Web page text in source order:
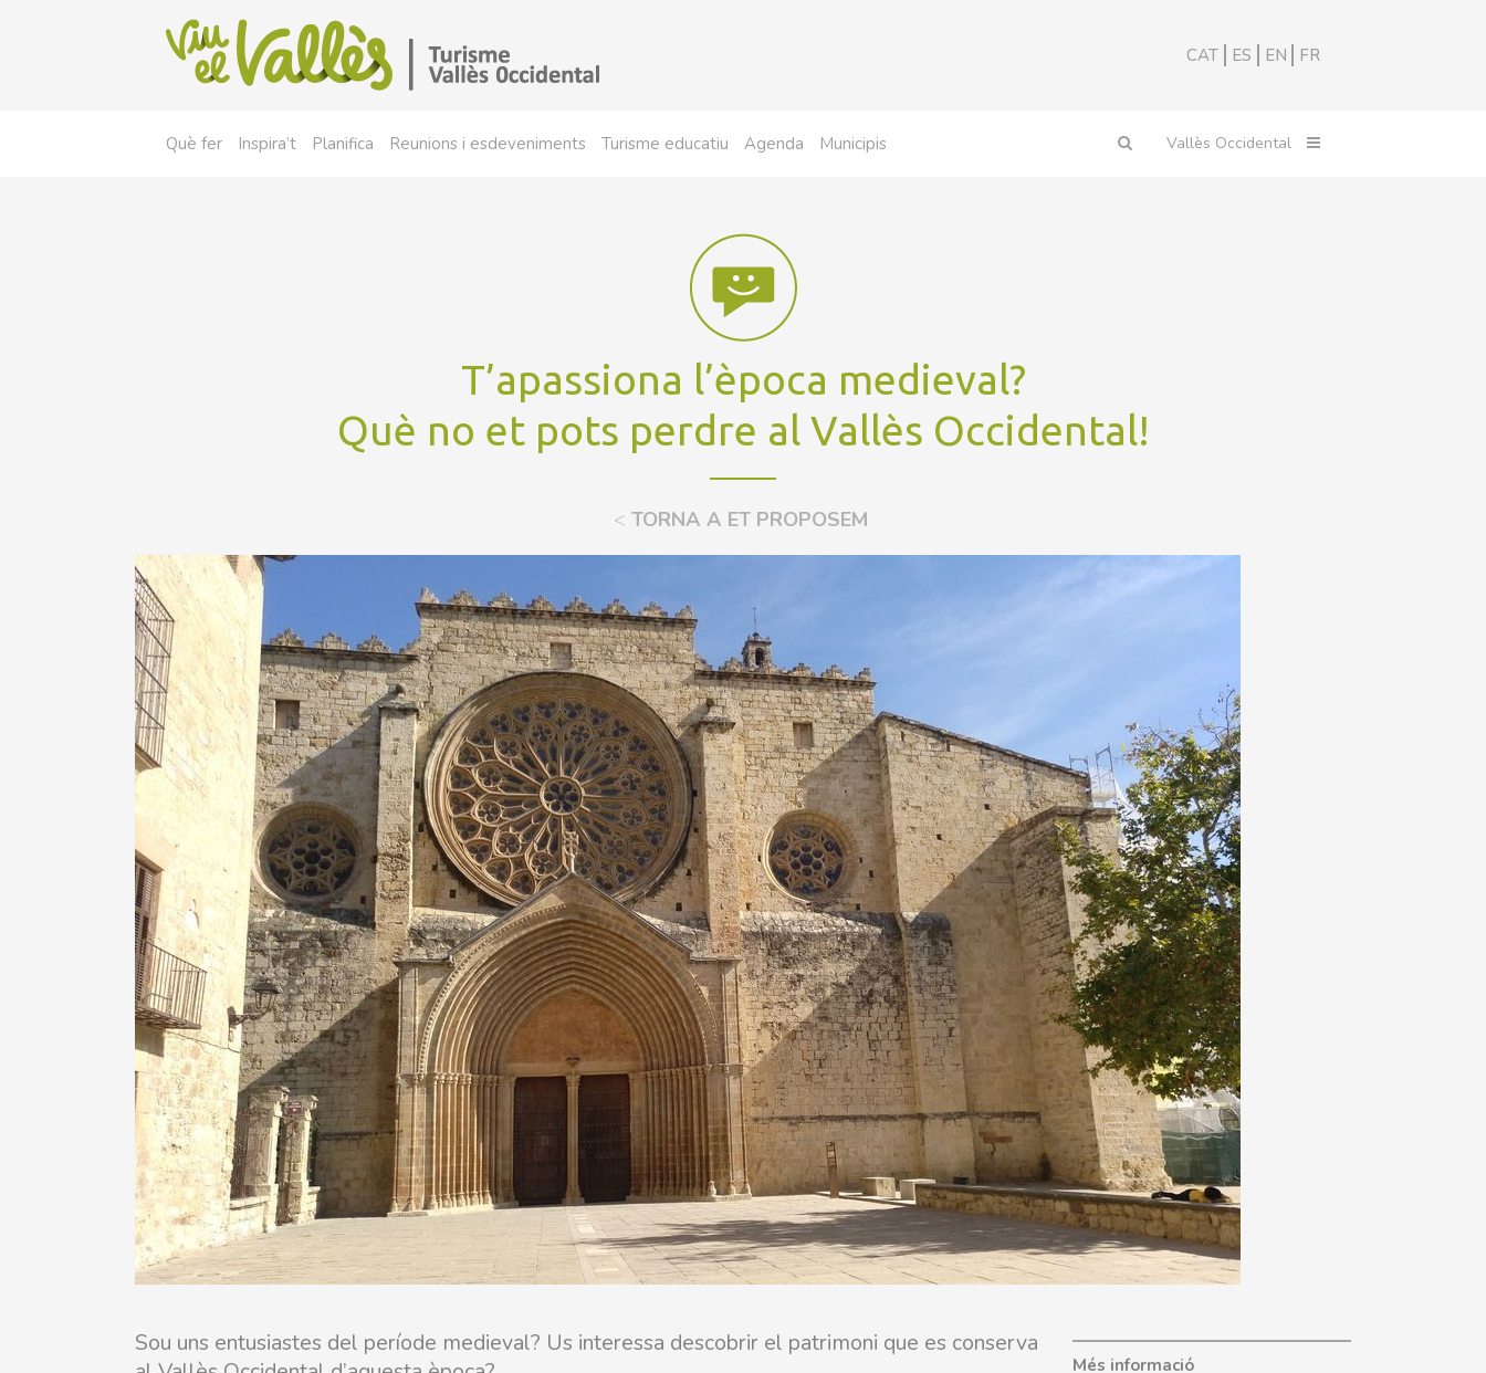
CAT ES EN FR
Què fer Inspira’t Planifica Reunions i esdeveniments Turisme educatiu Agenda Municipis
T’apassiona l’època medieval?
Què no et pots perdre al Vallès Occidental!
< TORNA A ET PROPOSEM
Sou uns entusiastes del període medieval? Us interessa descobrir el patrimoni que es conserva
Més informació